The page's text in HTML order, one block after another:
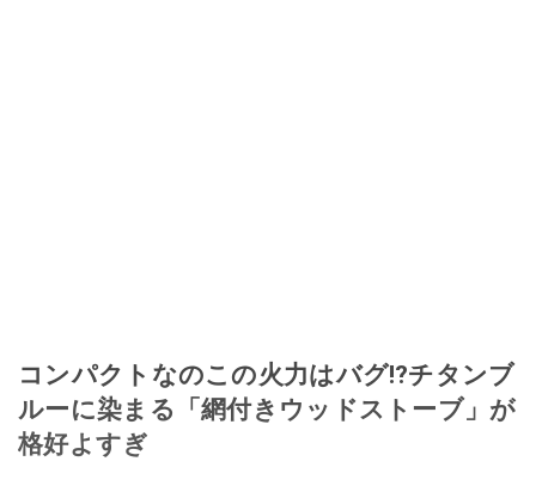
コンパクトなのこの火力はバグ⁉チタンブ
ルーに染まる「網付きウッドストーブ」が
格好よすぎ